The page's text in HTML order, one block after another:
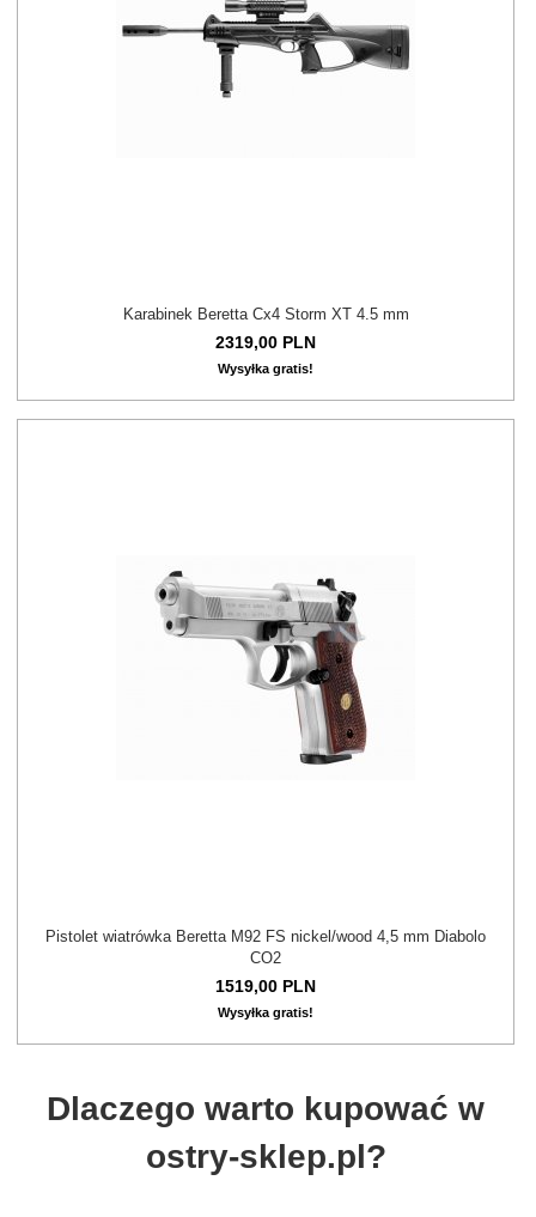
Karabinek Beretta Cx4 Storm XT 4.5 mm
2319,00 PLN
Wysyłka gratis!
Pistolet wiatrówka Beretta M92 FS nickel/wood 4,5 mm Diabolo
CO2
1519,00 PLN
Wysyłka gratis!
Dlaczego warto kupować w
ostry-sklep.pl?